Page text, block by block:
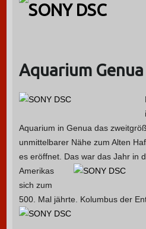
Aquarium Genua
Aquarium in Genua das
unmittelbarer Nähe zum Alten
es eröffnet. Das war das Jahr in
Amerikas
sich zum
500. Mal jährte. Kolumbus der